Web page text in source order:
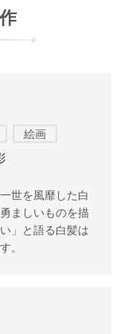
絵画
世を風靡した白
ましいものを描
」と語る白髪は
。